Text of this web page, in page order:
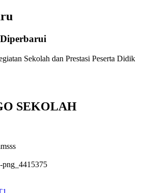
Sekolah dan Prestasi Peserta Didik
SEKOLAH